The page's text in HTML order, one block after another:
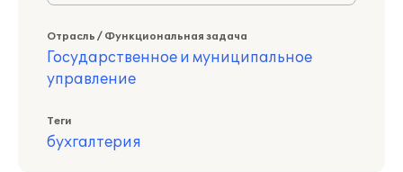
Отрасль / Функциональная задача
Государственное и муниципальное
управление
Теги
бухгалтерия